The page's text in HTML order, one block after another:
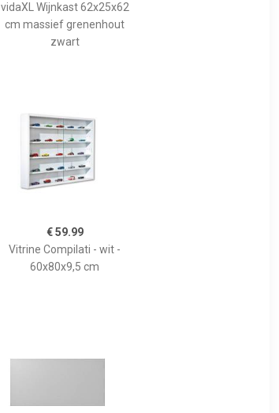
vidaXL Wijnkast 62x25x62
cm massief grenenhout
zwart
€ 59.99
Vitrine Compilati - wit -
60x80x9,5 cm